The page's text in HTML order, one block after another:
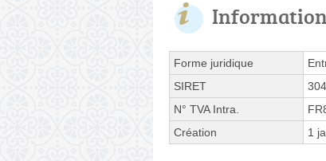
Forme juridique
SIRET
N° TVA Intra.
Création
1